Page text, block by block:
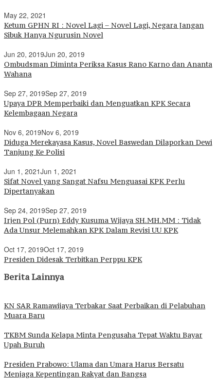
May 22, 2021
Ketum GPHN RI : Novel Lagi – Novel Lagi, Negara Jangan
Sibuk Hanya Ngurusin Novel
Jun 20, 2019Jun 20, 2019
Ombudsman Diminta Periksa Kasus Rano Karno dan Ananta
Wahana
Sep 27, 2019Sep 27, 2019
Upaya DPR Memperbaiki dan Menguatkan KPK Secara
Kelembagaan Negara
Nov 6, 2019Nov 6, 2019
Diduga Merekayasa Kasus, Novel Baswedan Dilaporkan Dewi
Tanjung Ke Polisi
Jun 1, 2021Jun 1, 2021
Sifat Novel yang Sangat Nafsu Menguasai KPK Perlu
Dipertanyakan
Sep 24, 2019Sep 27, 2019
Irjen Pol (Purn) Eddy Kusuma Wijaya SH.MH.MM : Tidak
Ada Unsur Melemahkan KPK Dalam Revisi UU KPK
Oct 17, 2019Oct 17, 2019
Presiden Didesak Terbitkan Perppu KPK
Berita Lainnya
KN SAR Ramawijaya Terbakar Saat Perbaikan di Pelabuhan
Muara Baru
TKBM Sunda Kelapa Minta Pengusaha Tepat Waktu Bayar
Upah Buruh
Presiden Prabowo: Ulama dan Umara Harus Bersatu
Menjaga Kepentingan Rakyat dan Bangsa